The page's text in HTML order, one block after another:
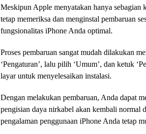
Meskipun Apple menyatakan hanya sebagian
tetap memeriksa dan menginstal pembaruan
fungsionalitas iPhone Anda optimal.
Proses pembaruan sangat mudah dilakukan
‘Pengaturan’, lalu pilih ‘Umum’, dan ketuk
layar untuk menyelesaikan instalasi.
Dengan melakukan pembaruan, Anda dapat
pengisian daya nirkabel akan kembali normal
pengalaman penggunaan iPhone Anda tetap